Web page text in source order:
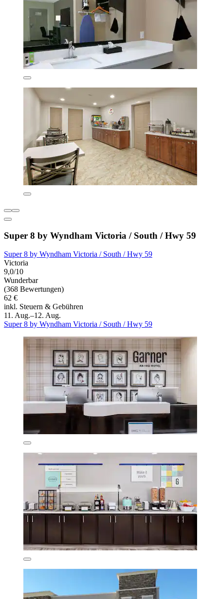
Super 8 by Wyndham Victoria / South / Hwy 59
Super 8 by Wyndham Victoria / South / Hwy 59
Victoria
9,0/10
Wunderbar
(368 Bewertungen)
62 €
inkl. Steuern & Gebühren
11. Aug.–12. Aug.
Super 8 by Wyndham Victoria / South / Hwy 59